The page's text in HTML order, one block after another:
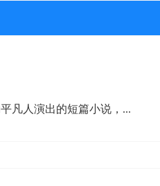
凡人演出的短篇小说，...